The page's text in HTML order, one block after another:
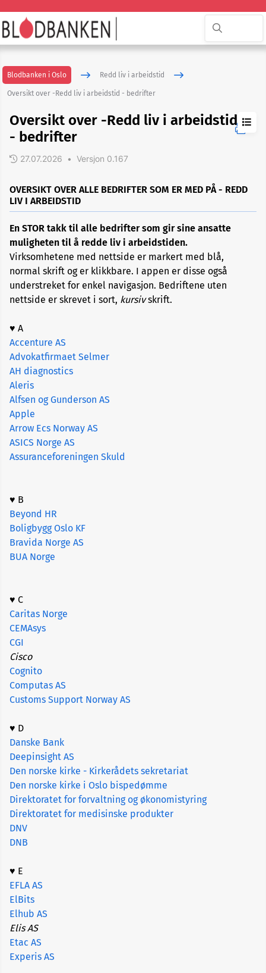
Blodbanken i Oslo Redd liv i arbeidstid
Oversikt over -Redd liv i arbeidstid - bedrifter
Redd
liv
Registrer
din-
Redd
arbeidstid-
Oversikt
Redd
liv
arbeidstid
arbeidstid
Skap
fellesskap
Vanlige
spørsmål
og
svar
Oversikt over -Redd liv i arbeidstid
- bedrifter
27.07.2026 • Versjon 0.167
OVERSIKT OVER ALLE BEDRIFTER SOM ER MED PÅ - REDD
LIV I ARBEIDSTID
En STOR takk til alle bedrifter som gir sine ansatte
muligheten til å redde liv i arbeidstiden.
Virksomhetene med nettside er markert med blå,
normal skrift og er klikkbare. I appen er disse også
understreket for enkel navigasjon. Bedriftene uten
nettside er skrevet i sort, kursivskrift.
♥ A
Accenture AS
Advokatfirmaet Selmer
AH diagnostics
Aleris
Alfsen og Gunderson AS
Apple
Arrow Ecs Norway AS
ASICS Norge AS
Assuranceforeningen Skuld
♥ B
Beyond HR
Boligbygg Oslo KF
Bravida Norge AS
BUA Norge
♥ C
Caritas Norge
CEMAsys
CGI
Cisco
Cognito
Computas AS
Customs Support Norway AS
♥ D
Danske Bank
Deepinsight AS
Den norske kirke - Kirkerådets sekretariat
Den norske kirke i Oslo bispedømme
Direktoratet for forvaltning og økonomistyring
Direktoratet for medisinske produkter
DNV
DNB
♥ E
EFLA AS
ElBits
Elhub AS
Elis AS
Etac AS
Experis AS